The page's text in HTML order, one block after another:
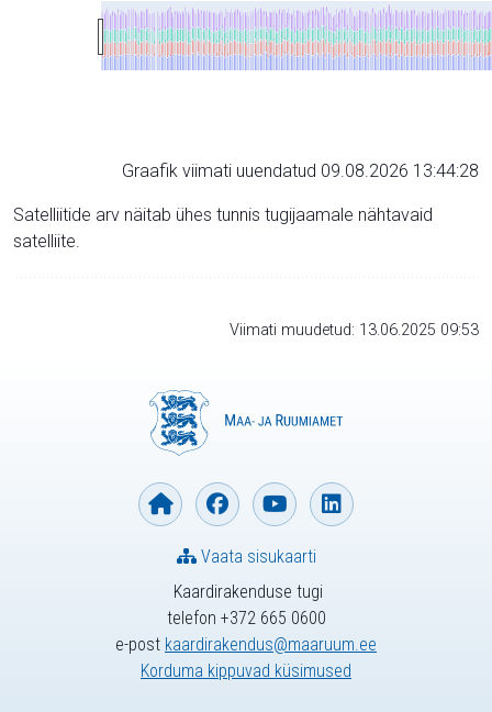
Graafik viimati uuendatud 09.08.2026 13:44:28
Satelliitide arv näitab ühes tunnis tugijaamale nähtavaid
satelliite.
Viimati muudetud: 13.06.2025 09:53
Kaardirakenduse tugi
telefon +372 665 0600
e-post kaardirakendus@maaruum.ee
Korduma kippuvad küsimused
Vaata sisukaarti